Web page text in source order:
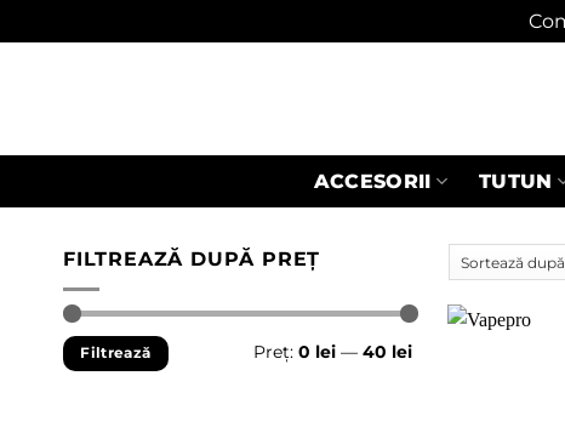
ACCESORII TUTUN
FILTREAZĂ DUPĂ PREȚ
Preț
minim
Preț
maxim
Filtrează Preț: 0 lei— 40 lei